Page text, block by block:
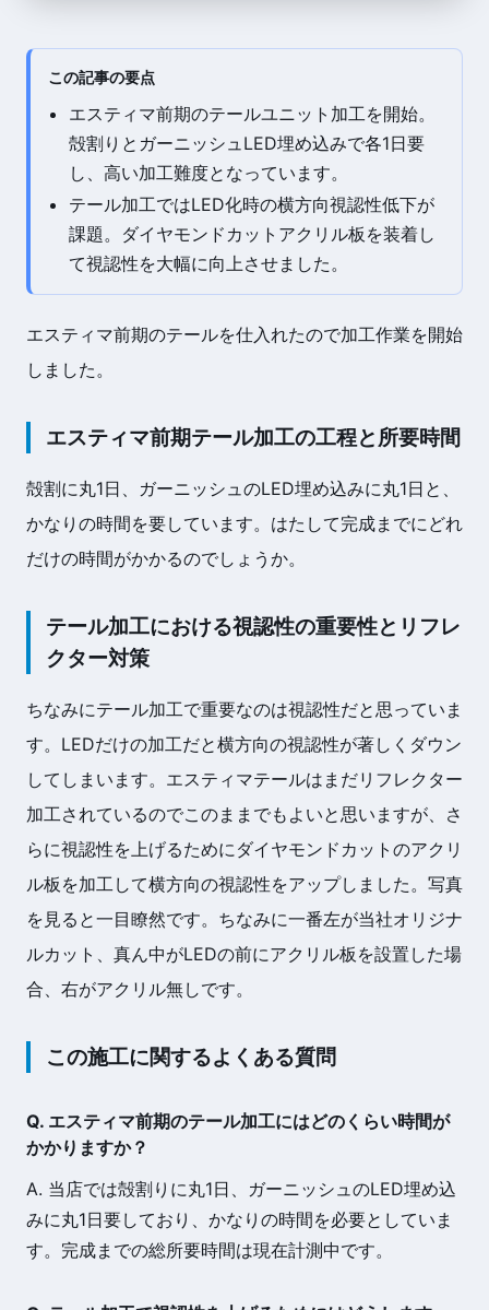
この記事の要点
エスティマ前期のテールユニット加工を開始。
殻割りとガーニッシュLED埋め込みで各1日要
し、高い加工難度となっています。
テール加工ではLED化時の横方向視認性低下が
課題。ダイヤモンドカットアクリル板を装着し
て視認性を大幅に向上させました。
エスティマ前期のテールを仕入れたので加工作業を開始
しました。
エスティマ前期テール加工の工程と所要時間
殻割に丸1日、ガーニッシュのLED埋め込みに丸1日と、
かなりの時間を要しています。はたして完成までにどれ
だけの時間がかかるのでしょうか。
テール加工における視認性の重要性とリフレ
クター対策
ちなみにテール加工で重要なのは視認性だと思っていま
す。LEDだけの加工だと横方向の視認性が著しくダウン
してしまいます。エスティマテールはまだリフレクター
加工されているのでこのままでもよいと思いますが、さ
らに視認性を上げるためにダイヤモンドカットのアクリ
ル板を加工して横方向の視認性をアップしました。写真
を見ると一目瞭然です。ちなみに一番左が当社オリジナ
ルカット、真ん中がLEDの前にアクリル板を設置した場
合、右がアクリル無しです。
この施工に関するよくある質問
Q. エスティマ前期のテール加工にはどのくらい時間が
かかりますか？
A. 当店では殻割りに丸1日、ガーニッシュのLED埋め込
みに丸1日要しており、かなりの時間を必要としていま
す。完成までの総所要時間は現在計測中です。